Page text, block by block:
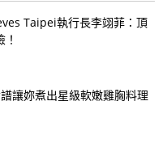
Taipei執行長李翊菲：頂
讓妳煮出星級軟嫩雞胸料理